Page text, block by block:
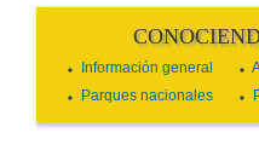
Información general
Parques nacionales